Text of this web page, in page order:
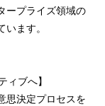
ープライズ領域の
ます。
ィブへ】
思決定プロセスを